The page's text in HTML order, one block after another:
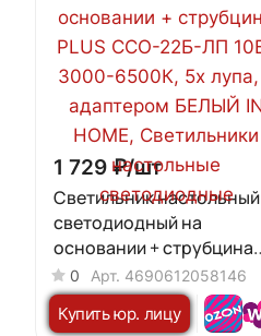
1 729 ₽/шт
Светильник настольный
светодиодный на
основании + струбцина
PLUS ССО-22Б-ЛП 10Вт
3000-6500К, 5х лупа, с
адаптером БЕЛЫЙ IN
0 Арт. 4690612058146
Купить юр. лицу